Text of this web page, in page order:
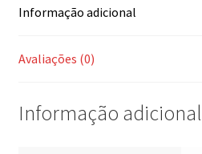
Informação adicional
Avaliações (0)
Informação adicional